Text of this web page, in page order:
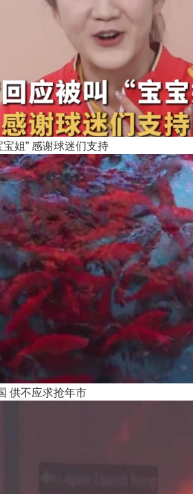
宝姐” 感谢球迷们支持
供不应求抢年市